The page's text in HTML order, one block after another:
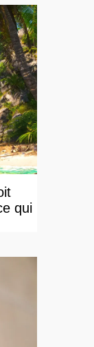
qui